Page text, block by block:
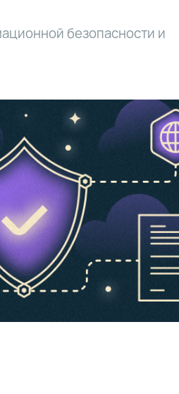
безопасности и